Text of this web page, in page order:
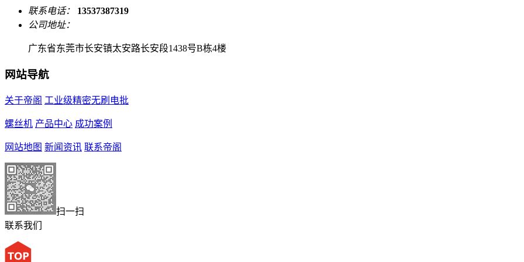
联系电话：
13537387319
公司地址：
广东省东莞市长安镇太安路长安段1438号B栋4楼
网站导航
关于帝阁 工业级精密无刷电批
螺丝机 产品中心 成功案例
网站地图 新闻资讯 联系帝阁
扫一扫
联系我们